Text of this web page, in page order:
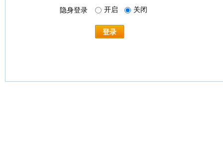
隐身登录 开启 关闭
登录